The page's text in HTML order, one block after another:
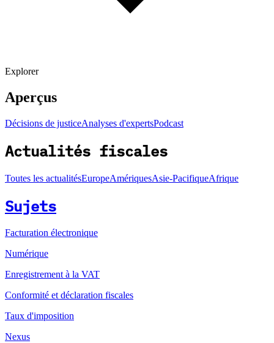
Explorer
Aperçus
Décisions de justiceAnalyses d'expertsPodcast
Actualités fiscales
Toutes les actualitésEuropeAmériquesAsie-PacifiqueAfrique
Sujets
Facturation électronique
Numérique
Enregistrement à la VAT
Conformité et déclaration fiscales
Taux d'imposition
Nexus